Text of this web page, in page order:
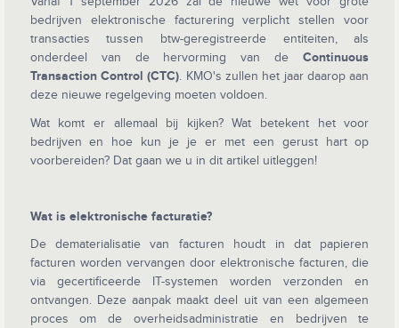
bedrijven elektronische facturering verplicht stellen voor
transacties tussen btw-geregistreerde entiteiten, als
onderdeel van de hervorming van deContinuous
Transaction Control (CTC). KMO's zullen het jaar daarop aan
deze nieuwe regelgeving moeten voldoen.
Wat komt er allemaal bij kijken? Wat betekent het voor
bedrijven en hoe kun je je er met een gerust hart op
voorbereiden? Dat gaan we u in dit artikel uitleggen!
Wat is elektronische facturatie?
De dematerialisatie van facturen houdt in dat papieren
facturen worden vervangen door elektronische facturen, die
via gecertificeerde IT-systemen worden verzonden en
ontvangen. Deze aanpak maakt deel uit van een algemeen
proces om de overheidsadministratie en bedrijven te